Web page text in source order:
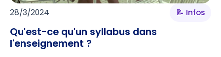
28/3/2024 📝 Infos
Qu'est-ce qu'un syllabus dans
l'enseignement ?